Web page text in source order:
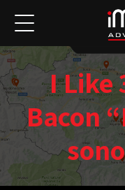
I Like
Bacon